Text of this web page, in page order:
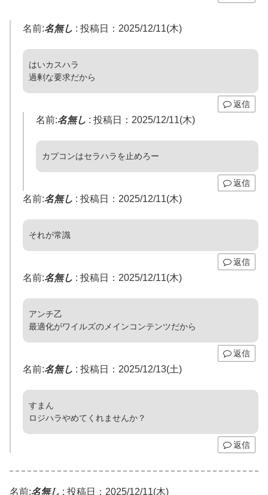
名前:名無し : 投稿日：2025/12/11(木)
はいカスハラ
過剰な要求だから
返信
名前:名無し : 投稿日：2025/12/11(木)
カプコンはセラハラを止めろー
返信
名前:名無し : 投稿日：2025/12/11(木)
それが常識
返信
名前:名無し : 投稿日：2025/12/11(木)
アンチ乙
最適化がワイルズのメインコンテンツだから
返信
名前:名無し : 投稿日：2025/12/13(土)
すまん
ロジハラやめてくれませんか？
返信
名前:名無し : 投稿日：2025/12/11(木)